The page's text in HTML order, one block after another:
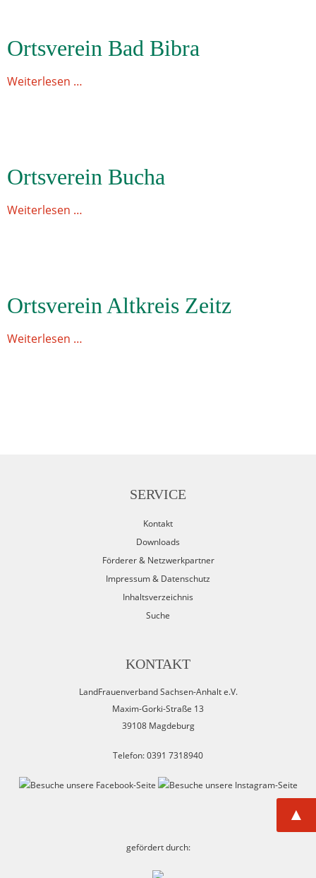
Ortsverein Bad Bibra
Weiterlesen …
Ortsverein Bucha
Weiterlesen …
Ortsverein Altkreis Zeitz
Weiterlesen …
SERVICE
Kontakt
Downloads
Förderer & Netzwerkpartner
Impressum & Datenschutz
Inhaltsverzeichnis
Suche
KONTAKT
LandFrauenverband Sachsen-Anhalt e.V.
Maxim-Gorki-Straße 13
39108 Magdeburg
Telefon: 0391 7318940
gefördert durch:
▲